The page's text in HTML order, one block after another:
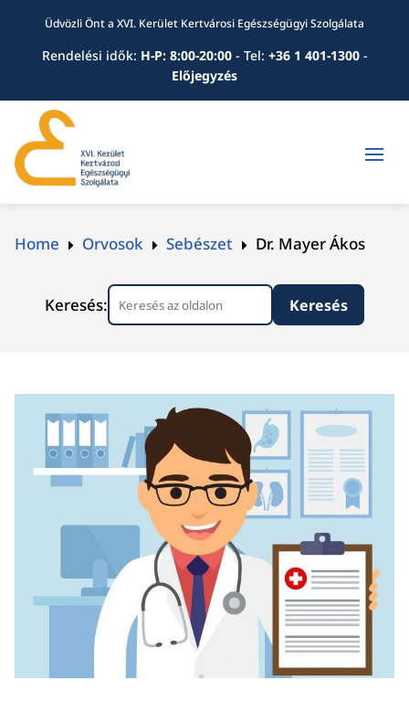
Üdvözli Önt a XVI. Kerület Kertvárosi Egészségügyi Szolgálata
Rendelési idők: H-P: 8:00-20:00 - Tel: +36 1 401-1300-
Előjegyzés
Home E Orvosok E Sebészet E Dr. Mayer Ákos
Keresés: